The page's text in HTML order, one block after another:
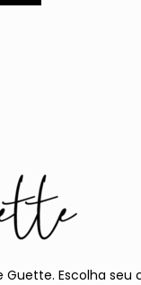
Escolha seu